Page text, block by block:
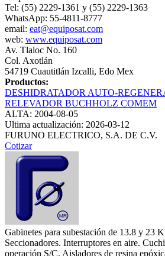
Tel: (55) 2229-1361 y (55) 2229-1363
WhatsApp: 55-4811-8777
email: eat@equiposat.com
web: www.equiposat.com
Av. Tlaloc No. 160
Col. Axotlán
54719 Cuautitlán Izcalli, Edo Mex
Productos:
DESHIDRATADOR AUTO-
RELEVADOR BUCHHOLZ COMEM
ALTA: 2004-08-05
Ultima actualización: 2026-03-12
FURUNO ELECTRICO, S.A. DE C.V.
Cotizar
Gabinetes para subestación de 13.8 y 23
Seccionadores. Interruptores en aire.
operación S/C. Aisladores de resina